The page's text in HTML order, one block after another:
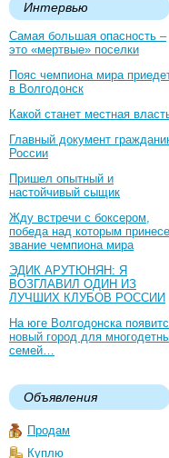
Интервью
Самая большая опасность –
это «мертвые» поселки
Пояс чемпиона мира
в Волгодонск
Какой станет местная
Главный документ
России
Пришел опытный и
настойчивый сыщик
Жду встречи с боксером,
победа над которым
звание чемпиона мира
ЭДИК АРУТЮНЯН: Я
ВОЗГЛАВИЛ ОДИН ИЗ
ЛУЧШИХ КЛУБОВ РОССИИ
На юге Волгодонска
новый город для
семей…
Объявления
Продам
Куплю